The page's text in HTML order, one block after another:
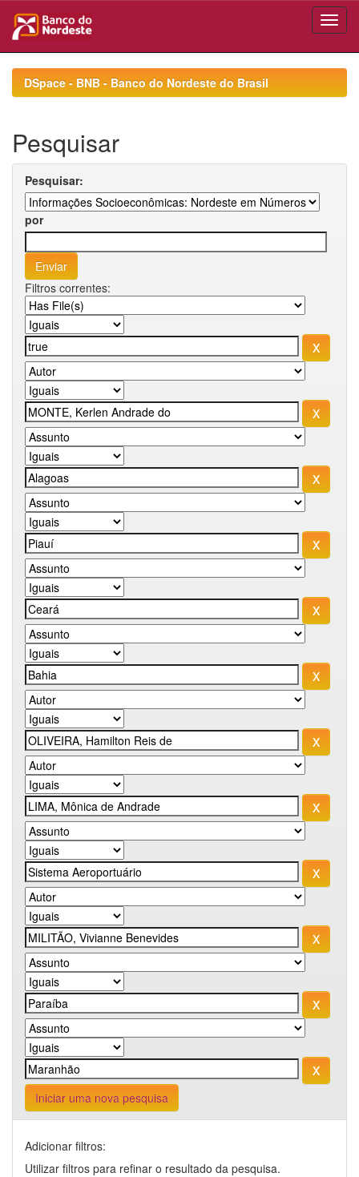
navigationDSpace - BNB - Banco do Nordeste do Brasil
Pesquisar
Pesquisar:
por
Filtros correntes:
Iniciar uma nova pesquisa
Adicionar filtros:
Utilizar filtros para refinar o resultado da pesquisa.